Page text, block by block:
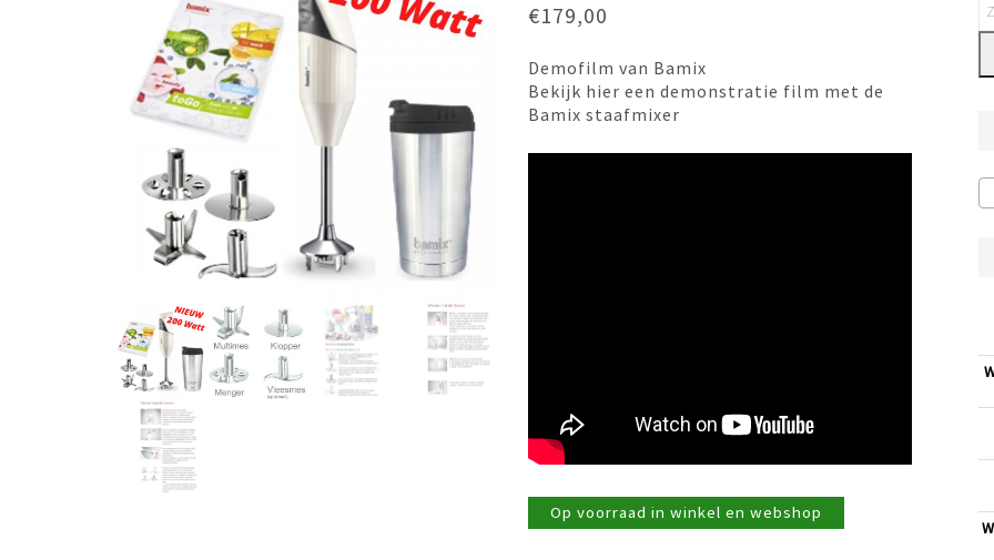
€179,00
Demofilm van Bamix
Bekijk hier een demonstratie film met de
Bamix staafmixer
Op voorraad in winkel en webshop